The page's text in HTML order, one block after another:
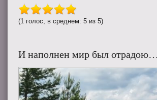
(1 голос, в среднем: 5 из 5)
И наполнен мир был отрадою…